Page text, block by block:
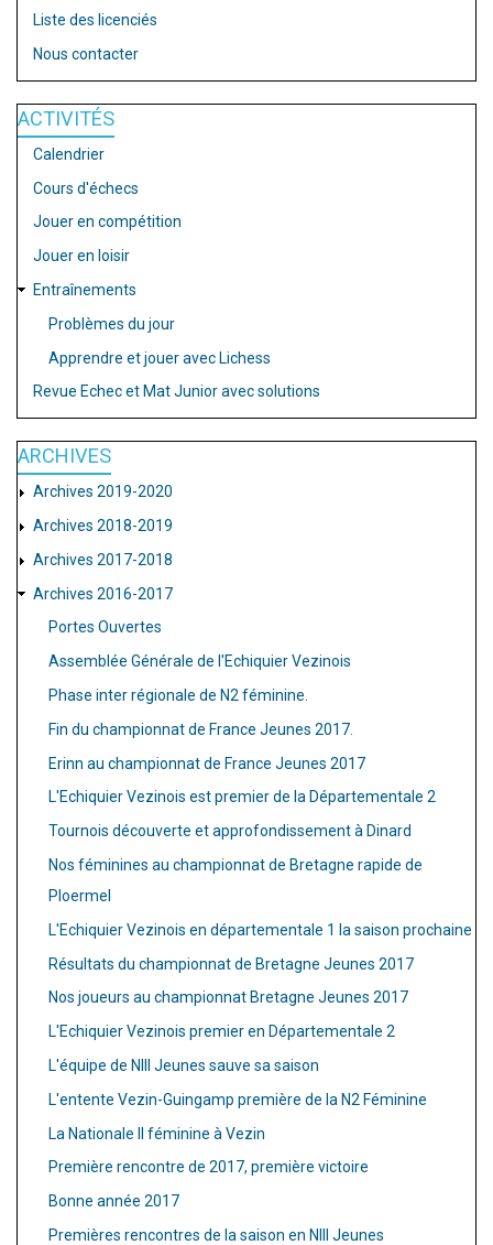
Liste des licenciés
Nous contacter
ACTIVITÉS
Calendrier
Cours d'échecs
Jouer en compétition
Jouer en loisir
Entraînements
Problèmes du jour
Apprendre et jouer avec Lichess
Revue Echec et Mat Junior avec solutions
ARCHIVES
Archives 2019-2020
Archives 2018-2019
Archives 2017-2018
Archives 2016-2017
Portes Ouvertes
Assemblée Générale de l'Echiquier Vezinois
Phase inter régionale de N2 féminine.
Fin du championnat de France Jeunes 2017.
Erinn au championnat de France Jeunes 2017
L'Echiquier Vezinois est premier de la Départementale 2
Tournois découverte et approfondissement à Dinard
Nos féminines au championnat de Bretagne rapide de
Ploermel
L'Echiquier Vezinois en départementale 1 la saison prochaine
Résultats du championnat de Bretagne Jeunes 2017
Nos joueurs au championnat Bretagne Jeunes 2017
L'Echiquier Vezinois premier en Départementale 2
L'équipe de NIII Jeunes sauve sa saison
L'entente Vezin-Guingamp première de la N2 Féminine
La Nationale II féminine à Vezin
Première rencontre de 2017, première victoire
Bonne année 2017
Premières rencontres de la saison en NIII Jeunes